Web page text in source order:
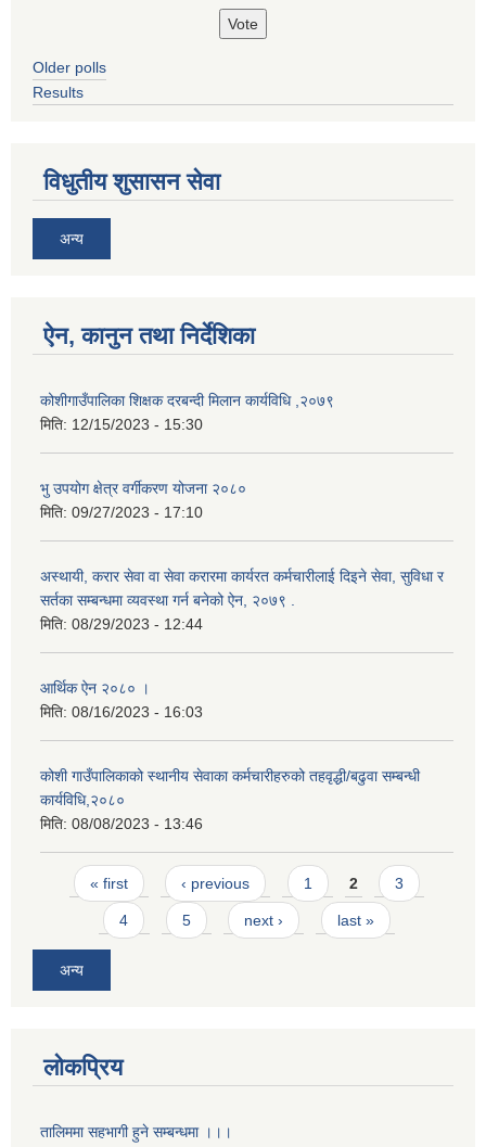
Older polls
Results
विधुतीय शुसासन सेवा
अन्य
ऐन, कानुन तथा निर्देशिका
कोशीगाउँपालिका शिक्षक दरबन्दी मिलान कार्यविधि ,२०७९
मिति: 12/15/2023 - 15:30
भु उपयोग क्षेत्र वर्गीकरण योजना २०८०
मिति: 09/27/2023 - 17:10
अस्थायी, करार सेवा वा सेवा करारमा कार्यरत कर्मचारीलाई दिइने सेवा, सुविधा र
सर्तका सम्बन्धमा व्यवस्था गर्न बनेको ऐन, २०७९ ‍.
मिति: 08/29/2023 - 12:44
आर्थिक ऐन २०८० ।
मिति: 08/16/2023 - 16:03
कोशी गाउँपालिकाको स्थानीय सेवाका कर्मचारीहरुको तहवृद्धी/बढुवा सम्बन्धी
कार्यविधि,२०८०
मिति: 08/08/2023 - 13:46
Pages
« first ‹ previous 1 2 3
4 5 next › last »
अन्य
लोकप्रिय
तालिममा सहभागी हुने सम्बन्धमा ।।।